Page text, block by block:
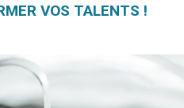
VOS TALENTS !